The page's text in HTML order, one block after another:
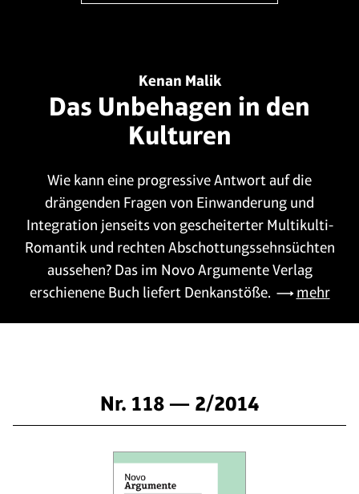
Kenan Malik
Das Unbehagen in den
Kulturen
Wie kann eine progressive Antwort auf die
drängenden Fragen von Einwanderung und
Integration jenseits von gescheiterter Multikulti-
Romantik und rechten Abschottungssehnsüchten
aussehen? Das im Novo Argumente Verlag
erschienene Buch liefert Denkanstöße.
mehr
Nr. 118 — 2/2014